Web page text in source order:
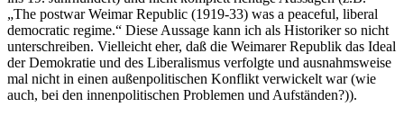
„The postwar Weimar Republic (1919-33) was a peaceful, liberal
democratic regime.“ Diese Aussage kann ich als Historiker so nicht
unterschreiben. Vielleicht eher, daß die Weimarer Republik das Ideal
der Demokratie und des Liberalismus verfolgte und ausnahmsweise
mal nicht in einen außenpolitischen Konflikt verwickelt war (wie
auch, bei den innenpolitischen Problemen und Aufständen?)).